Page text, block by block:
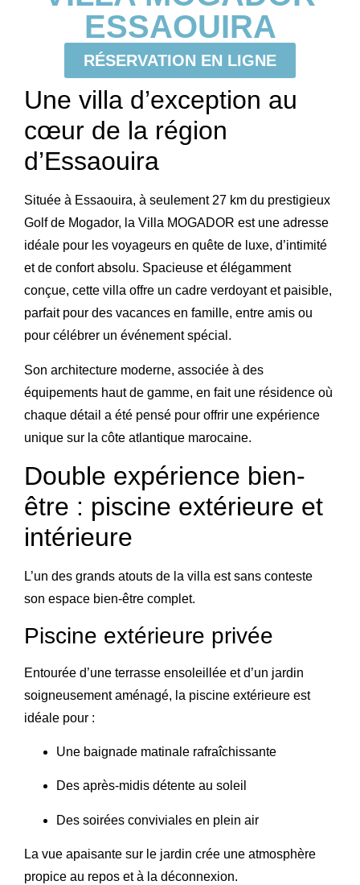
ESSAOUIRA
RÉSERVATION EN LIGNE
Une villa d’exception au
cœur de la région
d’Essaouira
Située à Essaouira, à seulement 27 km du prestigieux
Golf de Mogador, la Villa MOGADOR est une adresse
idéale pour les voyageurs en quête de luxe, d’intimité
et de confort absolu. Spacieuse et élégamment
conçue, cette villa offre un cadre verdoyant et paisible,
parfait pour des vacances en famille, entre amis ou
pour célébrer un événement spécial.
Son architecture moderne, associée à des
équipements haut de gamme, en fait une résidence où
chaque détail a été pensé pour offrir une expérience
unique sur la côte atlantique marocaine.
Double expérience bien-
être : piscine extérieure et
intérieure
L’un des grands atouts de la villa est sans conteste
son espace bien-être complet.
Piscine extérieure privée
Entourée d’une terrasse ensoleillée et d’un jardin
soigneusement aménagé, la piscine extérieure est
idéale pour :
Une baignade matinale rafraîchissante
Des après-midis détente au soleil
Des soirées conviviales en plein air
La vue apaisante sur le jardin crée une atmosphère
propice au repos et à la déconnexion.